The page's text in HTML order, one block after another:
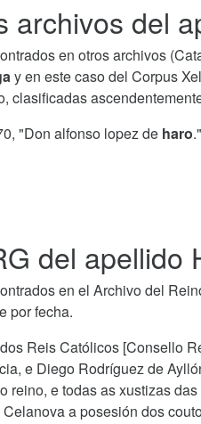
archivos del
en otros archivos
y en este caso del Corpus
clasificadas
"Don alfonso lopez de haro."
del apellido
en el Archivo del
por fecha.
Reis Católicos [Consello
e Diego Rodríguez de
reino, e todas as xustizas
a posesión dos